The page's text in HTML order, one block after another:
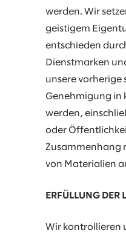
werden. Wir
geistigem
entschieden
Dienstmarken
unsere vorherige
Genehmigung in
werden,
oder
Zusammenhang
von Materialien
ERFÜLLUNG DER
Wir kontrollieren